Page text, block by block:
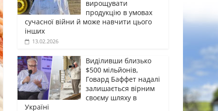
вирощувати
продукцію в умовах
сучасної війни й може навчити цього
інших
13.02.2026
Виділивши близько
$500 мільйонів,
Говард Баффет надалі
залишається вірним
своєму шляху в
Україні